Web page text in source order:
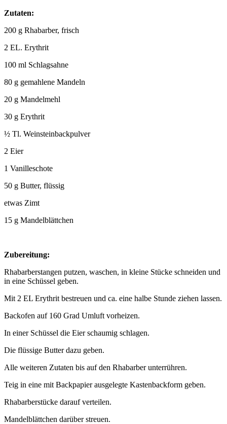
Zutaten:
200 g Rhabarber, frisch
2 EL. Erythrit
100 ml Schlagsahne
80 g gemahlene Mandeln
20 g Mandelmehl
30 g Erythrit
½ Tl. Weinsteinbackpulver
2 Eier
1 Vanilleschote
50 g Butter, flüssig
etwas Zimt
15 g Mandelblättchen
Zubereitung:
Rhabarberstangen putzen, waschen, in kleine Stücke schneiden und
in eine Schüssel geben.
Mit 2 EL Erythrit bestreuen und ca. eine halbe Stunde ziehen lassen.
Backofen auf 160 Grad Umluft vorheizen.
In einer Schüssel die Eier schaumig schlagen.
Die flüssige Butter dazu geben.
Alle weiteren Zutaten bis auf den Rhabarber unterrühren.
Teig in eine mit Backpapier ausgelegte Kastenbackform geben.
Rhabarberstücke darauf verteilen.
Mandelblättchen darüber streuen.